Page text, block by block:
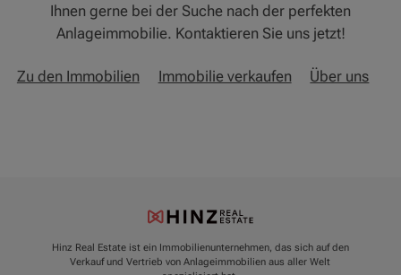
Ihnen gerne bei der Suche nach der perfekten
Anlageimmobilie. Kontaktieren Sie uns jetzt!
Zu den Immobilien Immobilie verkaufen Über uns
Hinz Real Estate ist ein Immobilienunternehmen, das sich auf den
Verkauf und Vertrieb von Anlageimmobilien aus aller Welt